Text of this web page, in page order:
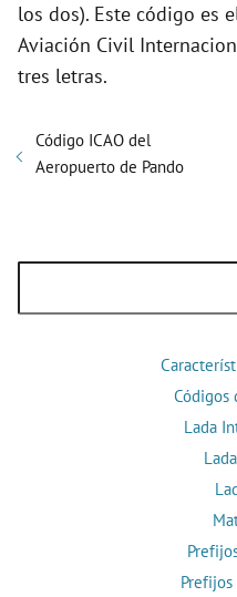
los dos). Este código es
Aviación Civil
tres letras.
Código ICAO del
Aeropuerto de Pando
Códigos
Lada